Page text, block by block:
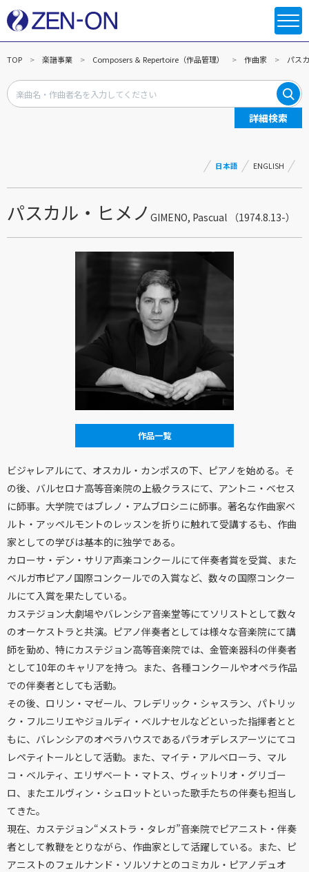
TOP 楽譜事業 Composers ＆ Repertoire（作品管理） 作曲家 パス
詳細検索
日本語 ENGLISH
パスカル・ヒメノ GIMENO, Pascual （1974.8.13-）
作品一覧
ビジャレアルにて、オスカル・カンポスの下、ピアノを始める。そ
の後、バルセロナ高等音楽院の上級クラスにて、アントニ・ベセス
に師事。大学院ではブレノ・アムブロシニに師事。著名な作曲家ベ
ルト・アッペルモントのレッスンを折りに触れて受講するも、作曲
家としての学びは基本的に独学である。
カローサ・デン・サリア声楽コンクールにて伴奏者賞を受賞、また
ベルガ市ピアノ国際コンクールでの入賞など、数々の国際コンクー
ルにて入賞を果たしている。
カステジョン大劇場やバレンシア音楽堂等にてソリストとして数々
のオーケストラと共演。ピアノ伴奏者としては様々な音楽院にて講
師を勤め、特にカステジョン高等音楽院では、金管楽器科の伴奏者
として10年のキャリアを持つ。また、各種コンクールやオペラ作品
での伴奏者としても活動。
その後、ロリン・マゼール、フレデリック・シャスラン、パトリッ
ク・フルニリエやジョルディ・ベルナセルなどといった指揮者とと
もに、バレンシアのオペラハウスであるパラオデレスアーツにてコ
レペティトールとして活動。また、マイテ・アルベローラ、マル
コ・ベルティ、エリザベート・マトス、ヴィットリオ・グリゴー
ロ、またエルヴィン・シュロットといった歌手たちの伴奏も担当し
てきた。
現在、カステジョン“メストラ・タレガ”音楽院でピアニスト・伴奏
者として教鞭をとりながら、作曲家として活躍している。また、ピ
アニストのフェルナンド・ソルソナとのコミカル・ピアノデュオ